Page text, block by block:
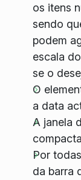
os itens
sendo
podem
escala
se o
O
a data
A janela
Por
da barra